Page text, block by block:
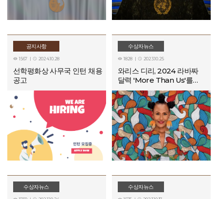
공지사항
 1567  2024.10.28
선학평화상 사무국 인턴 채용
공고
수상자뉴스
 1828  2023.10.25
와리스 디리, 2024 라바짜
달력 'More Than Us'를
빛내다
수상자뉴스 수상자뉴스